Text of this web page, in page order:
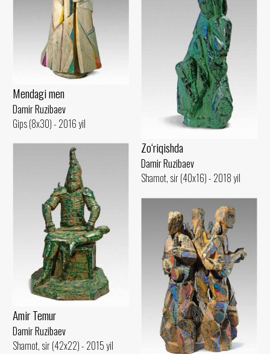
Mendagi men
Damir Ruzibaev
Gips (8x30) - 2016 yil
Zo‘riqishda
Damir Ruzibaev
Shamot, sir (40x16) - 2018 yil
Amir Temur
Damir Ruzibaev
Shamot, sir (42x22) - 2015 yil